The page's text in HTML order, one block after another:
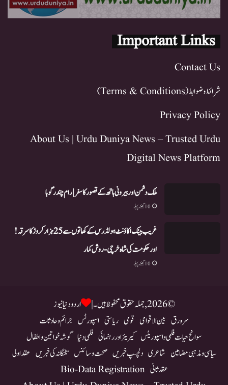
Important Links
Contact Us
شرائط و ضوابط (Terms & Conditions)
Privacy Policy
About Us | Urdu Duniya News – Trusted Urdu
Digital News Platform
ملک دشمن اور بیرونی ہاتھ کے تصور کا سفر | رام چندر گوہا
10 گھنٹے پہلے
غریب بینک اکاؤنٹ ہولڈرس کے کھاتوں سے 25 ہزار کروڑ کا سرقہ!
اور حکومت کی شاہ خرچی-روش کمار
10 گھنٹے پہلے
© 2026, جملہ حقوق محفوظ ہیں۔ | اردو دنیا نیوز
سرورق بین الاقوامی قومی ریاستی اسپورٹس جرائم و حادثات
سوانح حیات فلمی و اسپوریٹس کیریئر اور رہنمائی فلمی دنیا گوشہ خواتین و اطفال
سیاسی و مذہبی مضامین شاعری دلچسپ خبریں صحت و سائنس تلنگانہ کی خبریں عقد اولی
عقد ثانی Bio-Data Registration